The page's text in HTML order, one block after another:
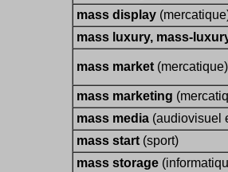
mass display
mass luxury, mass-
mass market (mercatique)
mass marketing
mass media (audiovisuel
mass start (sport)
mass storage